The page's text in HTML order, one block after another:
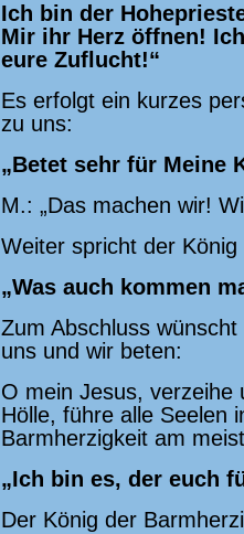
Ich bin der
Mir ihr Herz öffnen!
eure Zuflucht!“
Es erfolgt ein kurzes
zu uns:
„Betet sehr für Meine
M.: „Das machen wir!
Weiter spricht der
„Was auch kommen
Zum Abschluss
uns und wir beten:
O mein Jesus, verzeihe
Hölle, führe alle Seelen
Barmherzigkeit am
„Ich bin es, der euch
Der König der